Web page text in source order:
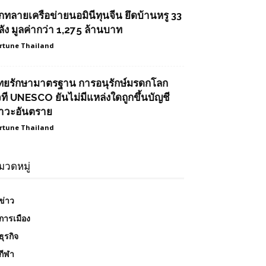
ทลายเครือข่ายนอมินีทุนจีน ยึดบ้านหรู 33
ง มูลค่ากว่า 1,275 ล้านบาท
Thailand
ยรักษามาตรฐาน การอนุรักษ์มรดกโลก
ที UNESCO ยันไม่มีแหล่งใดถูกขึ้นบัญชี
วะอันตราย
Thailand
วดหมู่
าว
ารเมือง
ธุรกิจ
ฬา